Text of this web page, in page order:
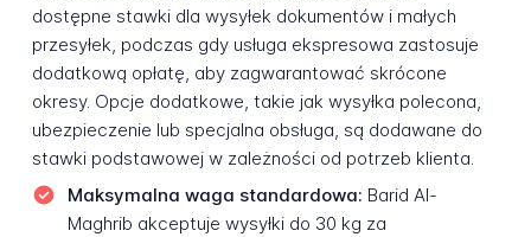
dostępne stawki dla wysyłek dokumentów i małych
przesyłek, podczas gdy usługa ekspresowa zastosuje
dodatkową opłatę, aby zagwarantować skrócone
okresy. Opcje dodatkowe, takie jak wysyłka polecona,
ubezpieczenie lub specjalna obsługa, są dodawane do
stawki podstawowej w zależności od potrzeb klienta.
Maksymalna waga standardowa: Barid Al-
Maghrib akceptuje wysyłki do 30 kg za